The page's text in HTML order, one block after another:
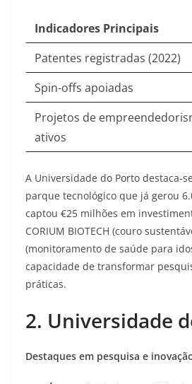
Indicadores Principais
Patentes registradas (2022)
Spin-offs apoiadas
Projetos de
ativos
A Universidade do Porto destaca-
parque tecnológico que já gerou
captou €25 milhões em
CORIUM BIOTECH (couro
(monitoramento de saúde para
capacidade de transformar
práticas.
2. Universidade
Destaques em pesquisa e